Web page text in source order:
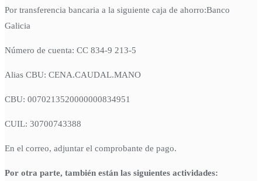
Por transferencia bancaria a la siguiente caja de ahorro:Banco
Galicia
Número de cuenta: CC 834-9 213-5
Alias CBU: CENA.CAUDAL.MANO
CBU: 0070213520000000834951
CUIL: 30700743388
En el correo, adjuntar el comprobante de pago.
Por otra parte, también están las siguientes actividades: